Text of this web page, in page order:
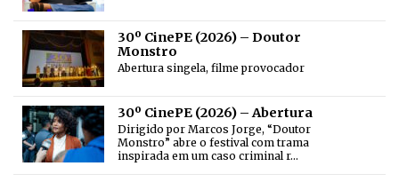
30º CinePE (2026) – Doutor
Monstro
Abertura singela, filme provocador
30º CinePE (2026) – Abertura
Dirigido por Marcos Jorge, “Doutor
Monstro” abre o festival com trama
inspirada em um caso criminal r…